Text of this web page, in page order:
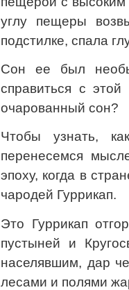
углу пещеры
подстилке, спала
Сон ее был
справиться с
очарованный сон?
Чтобы узнать,
перенесемся
эпоху, когда в
чародей Гуррикап.
Это Гуррикап
пустыней и
населявшим, дар
лесами и полями